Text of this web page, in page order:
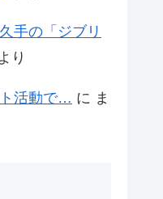
手の「ジブリ
り
活動で… に ま